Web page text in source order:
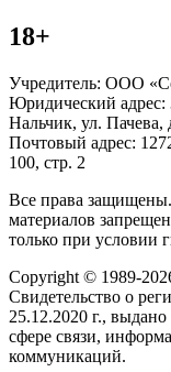
18+
Учредитель: ООО
Юридический адрес:
Нальчик, ул. Пачева,
Почтовый адрес:
100, стр. 2
Все права
материалов
только при условии
Copyright © 1989-
Свидетельство о
25.12.2020 г.,
сфере связи,
коммуникаций.